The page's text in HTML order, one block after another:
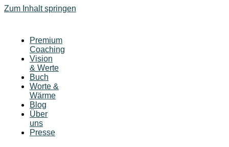
Zum Inhalt springen
Premium
Coaching
Vision
& Werte
Buch
Worte &
Wärme
Blog
Über
uns
Presse